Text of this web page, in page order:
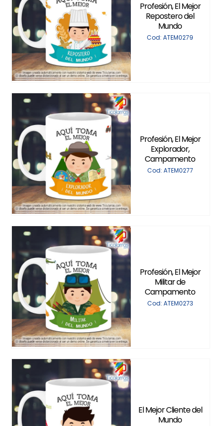
Profesión, El Mejor
Repostero del
Mundo
Cod: ATEM0279
Profesión, El Mejor
Explorador,
Campamento
Cod: ATEM0277
Profesión, El Mejor
Militar de
Campamento
Cod: ATEM0273
El Mejor Cliente del
Mundo